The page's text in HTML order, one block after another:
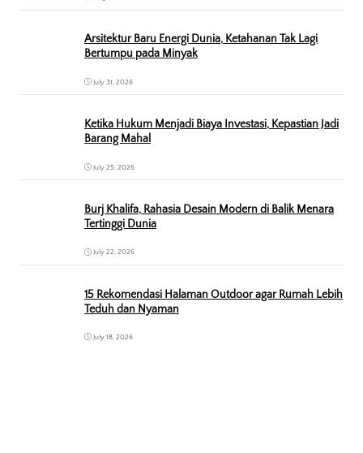
Arsitektur Baru Energi Dunia, Ketahanan Tak Lagi
Bertumpu pada Minyak
July 31, 2026
Ketika Hukum Menjadi Biaya Investasi, Kepastian Jadi
Barang Mahal
July 25, 2026
Burj Khalifa, Rahasia Desain Modern di Balik Menara
Tertinggi Dunia
July 22, 2026
15 Rekomendasi Halaman Outdoor agar Rumah Lebih
Teduh dan Nyaman
July 18, 2026